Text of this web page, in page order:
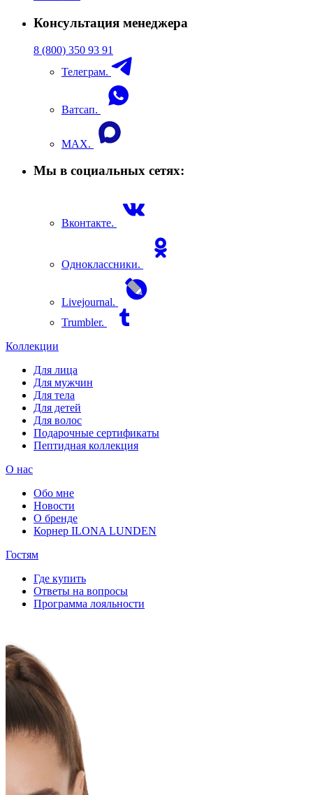
Консультация менеджера
8 (800) 350 93 91
Телеграм.
Ватсап.
MAX.
Мы в социальных сетях:
Вконтакте.
Одноклассники.
Livejournal.
Trumbler.
Коллекции
Для лица
Для мужчин
Для тела
Для детей
Для волос
Подарочные сертификаты
Пептидная коллекция
О нас
Обо мне
Новости
О бренде
Корнер ILONA LUNDEN
Гостям
Где купить
Ответы на вопросы
Программа лояльности